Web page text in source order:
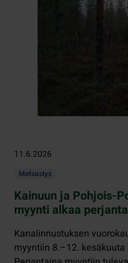
11.6.2026
Metsästys
Kainuun ja Pohjois-
myynti alkaa
Kanalinnustuksen
myyntiin 8.–12.